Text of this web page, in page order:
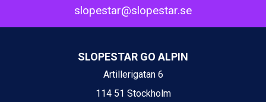
Fieberbrunn från 9.645 kr.
Val Thorens från 8.395 kr.
St. Anton från 11.245 kr.
Canazei från 7.195 kr.
Livigno från 5.595 kr.
Ponte di Legno från 7.395 kr.
Bad Gastein från 6.295 kr.
slopestar@slopestar.se
SLOPESTAR GO ALPIN
Artillerigatan 6
114 51 Stockholm